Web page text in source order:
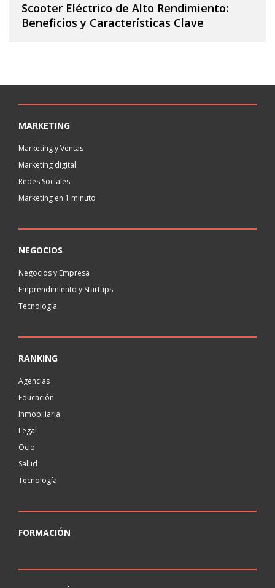
Scooter Eléctrico de Alto Rendimiento:
Beneficios y Características Clave
MARKETING
Marketing y Ventas
Marketing digital
Redes Sociales
Marketing en 1 minuto
NEGOCIOS
Negocios y Empresa
Emprendimiento y Startups
Tecnología
RANKING
Agencias
Educación
Inmobiliaria
Legal
Ocio
Salud
Tecnología
FORMACIÓN